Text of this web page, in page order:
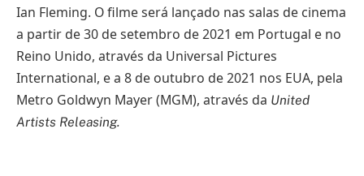
Ian Fleming. O filme será lançado nas salas de cinema
a partir de 30 de setembro de 2021 em Portugal e no
Reino Unido, através da Universal Pictures
International, e a 8 de outubro de 2021 nos EUA, pela
Metro Goldwyn Mayer (MGM), através da United
Artists Releasing.